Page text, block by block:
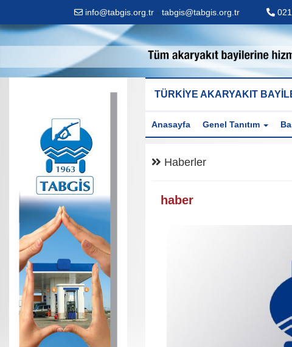
info@tabgis.org.tr - tabgis@tabgis.org.tr
TÜRKİYE AKARYAKIT
Anasayfa Genel Tanıtım
Haberler
haber